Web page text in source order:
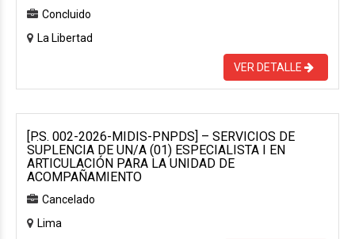
Concluido
La Libertad
VER DETALLE
[P.S. 002-2026-MIDIS-PNPDS] – SERVICIOS DE
SUPLENCIA DE UN/A (01) ESPECIALISTA I EN
ARTICULACIÓN PARA LA UNIDAD DE
ACOMPAÑAMIENTO
Cancelado
Lima